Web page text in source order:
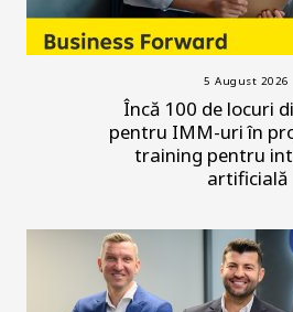
5 August 2026
Încă 100 de locuri
pentru IMM-uri în
training pentru
artificială